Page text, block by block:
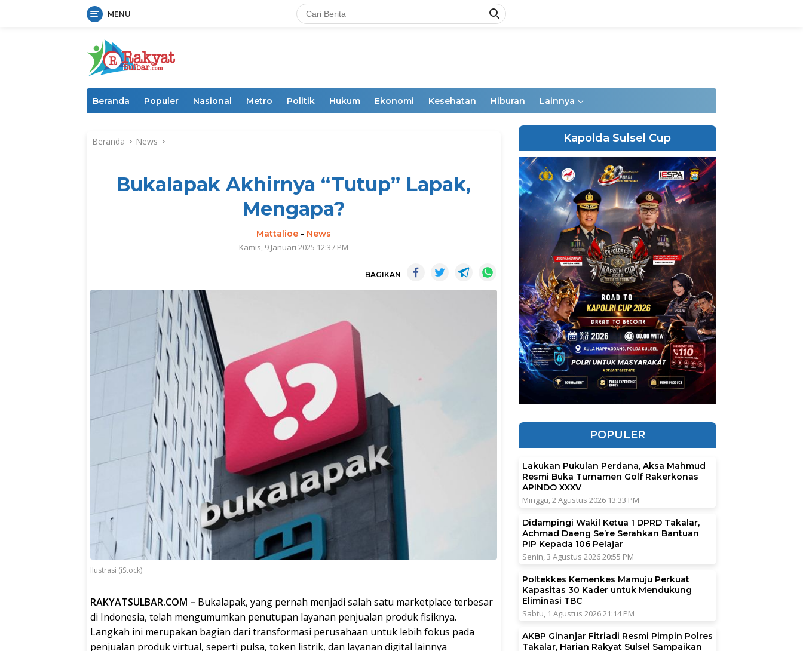
MENU
Beranda Populer Nasional Metro Politik Hukum Ekonomi Kesehatan Hiburan Lainnya
Beranda News
Bukalapak Akhirnya “Tutup” Lapak,
Mengapa?
Mattalioe- News
Kamis, 9 Januari 2025 12:37 PM
BAGIKAN
Ilustrasi (iStock)
RAKYATSULBAR.COM – Bukalapak, yang pernah menjadi salah satu marketplace terbesar
di Indonesia, telah mengumumkan penutupan layanan penjualan produk fisiknya.
Langkah ini merupakan bagian dari transformasi perusahaan untuk lebih fokus pada
penjualan produk virtual, seperti pulsa, token listrik, dan layanan digital lainnya
Kapolda Sulsel Cup
POPULER
Lakukan Pukulan Perdana, Aksa Mahmud
Resmi Buka Turnamen Golf Rakerkonas
APINDO XXXV
Minggu, 2 Agustus 2026 13:33 PM
Didampingi Wakil Ketua 1 DPRD Takalar,
Achmad Daeng Se’re Serahkan Bantuan
PIP Kepada 106 Pelajar
Senin, 3 Agustus 2026 20:55 PM
Poltekkes Kemenkes Mamuju Perkuat
Kapasitas 30 Kader untuk Mendukung
Eliminasi TBC
Sabtu, 1 Agustus 2026 21:14 PM
AKBP Ginanjar Fitriadi Resmi Pimpin Polres
Takalar, Harian Rakyat Sulsel Sampaikan